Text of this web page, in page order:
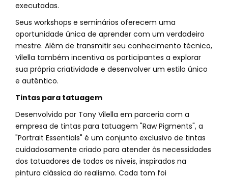
executadas.
Seus workshops e seminários oferecem uma
oportunidade única de aprender com um verdadeiro
mestre. Além de transmitir seu conhecimento técnico,
Vilella também incentiva os participantes a explorar
sua própria criatividade e desenvolver um estilo único
e autêntico.
Tintas para tatuagem
Desenvolvido por Tony Vilella em parceria com a
empresa de tintas para tatuagem "Raw Pigments", a
"Portrait Essentials" é um conjunto exclusivo de tintas
cuidadosamente criado para atender às necessidades
dos tatuadores de todos os níveis, inspirados na
pintura clássica do realismo. Cada tom foi